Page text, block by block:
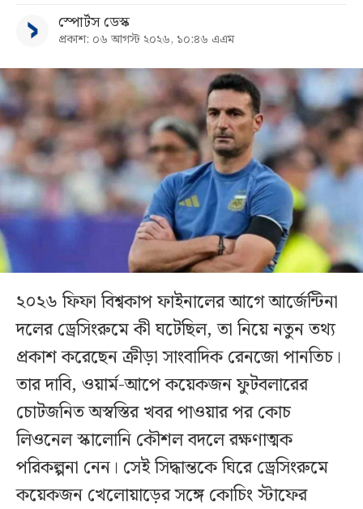
স্পোর্টস ডেস্ক
প্রকাশ: ০৬ আগস্ট ২০২৬, ১০:৪৬ এএম
২০২৬ ফিফা বিশ্বকাপ ফাইনালের আগে আর্জেন্টিনা
দলের ড্রেসিংরুমে কী ঘটেছিল, তা নিয়ে নতুন তথ্য
প্রকাশ করেছেন ক্রীড়া সাংবাদিক রেনজো পানতিচ।
তার দাবি, ওয়ার্ম-আপে কয়েকজন ফুটবলারের
চোটজনিত অস্বস্তির খবর পাওয়ার পর কোচ
লিওনেল স্কালোনি কৌশল বদলে রক্ষণাত্মক
পরিকল্পনা নেন। সেই সিদ্ধান্তকে ঘিরে ড্রেসিংরুমে
কয়েকজন খেলোয়াড়ের সঙ্গে কোচিং স্টাফের